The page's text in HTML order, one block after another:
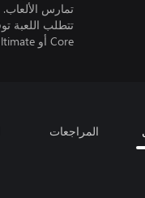
تمارس الألعاب.
Core أو Ultimate، يُباع بشكل منفصل).
المراجعات